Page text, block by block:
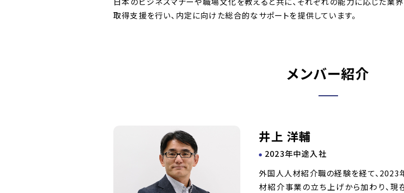
取得支援を行い、内定に向けた総合的なサポートを提供しています。
メンバー紹介
井上 洋輔
2023年中途入社
外国人人材紹介職の経験を経て、2023
材紹介事業の立ち上げから加わり、